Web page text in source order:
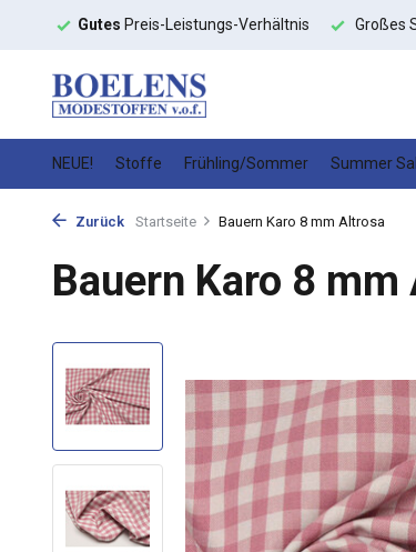
Verhältnis Großes Sortiment mitschneller
NEUE! Stoffe Frühling/Sommer Summer
Zurück Startseite Bauern Karo 8 mm Altrosa
Bauern Karo 8 mm